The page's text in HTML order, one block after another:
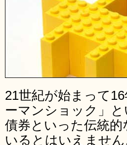
21世紀が始まって
ーマンショック」
債券といった伝統
いるとはいえませ